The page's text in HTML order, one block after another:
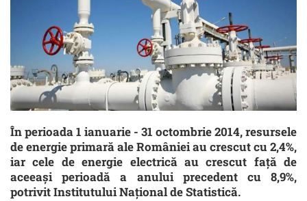
În perioada 1 ianuarie - 31 octombrie 2014, resursele
de energie primară ale României au crescut cu 2,4%,
iar cele de energie electrică au crescut faţă de
aceeaşi perioadă a anului precedent cu 8,9%,
potrivit Institutului Național de Statistică.